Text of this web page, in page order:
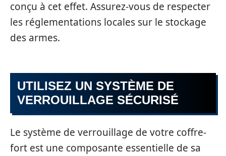
conçu à cet effet. Assurez-vous de respecter
les réglementations locales sur le stockage
des armes.
UTILISEZ UN SYSTÈME DE
VERROUILLAGE SÉCURISÉ
Le système de verrouillage de votre coffre-
fort est une composante essentielle de sa